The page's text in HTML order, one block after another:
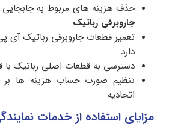
حذف هزینه های مربوط به جابجایی
جاروبرقی رباتیک
تعمیر قطعات جاروبرقی رباتیک آی
دارد.
دسترسی به قطعات اصلی رباتیک
تنظیم صورت حساب هزینه ها
اتحادیه
مزایای استفاده از خدمات